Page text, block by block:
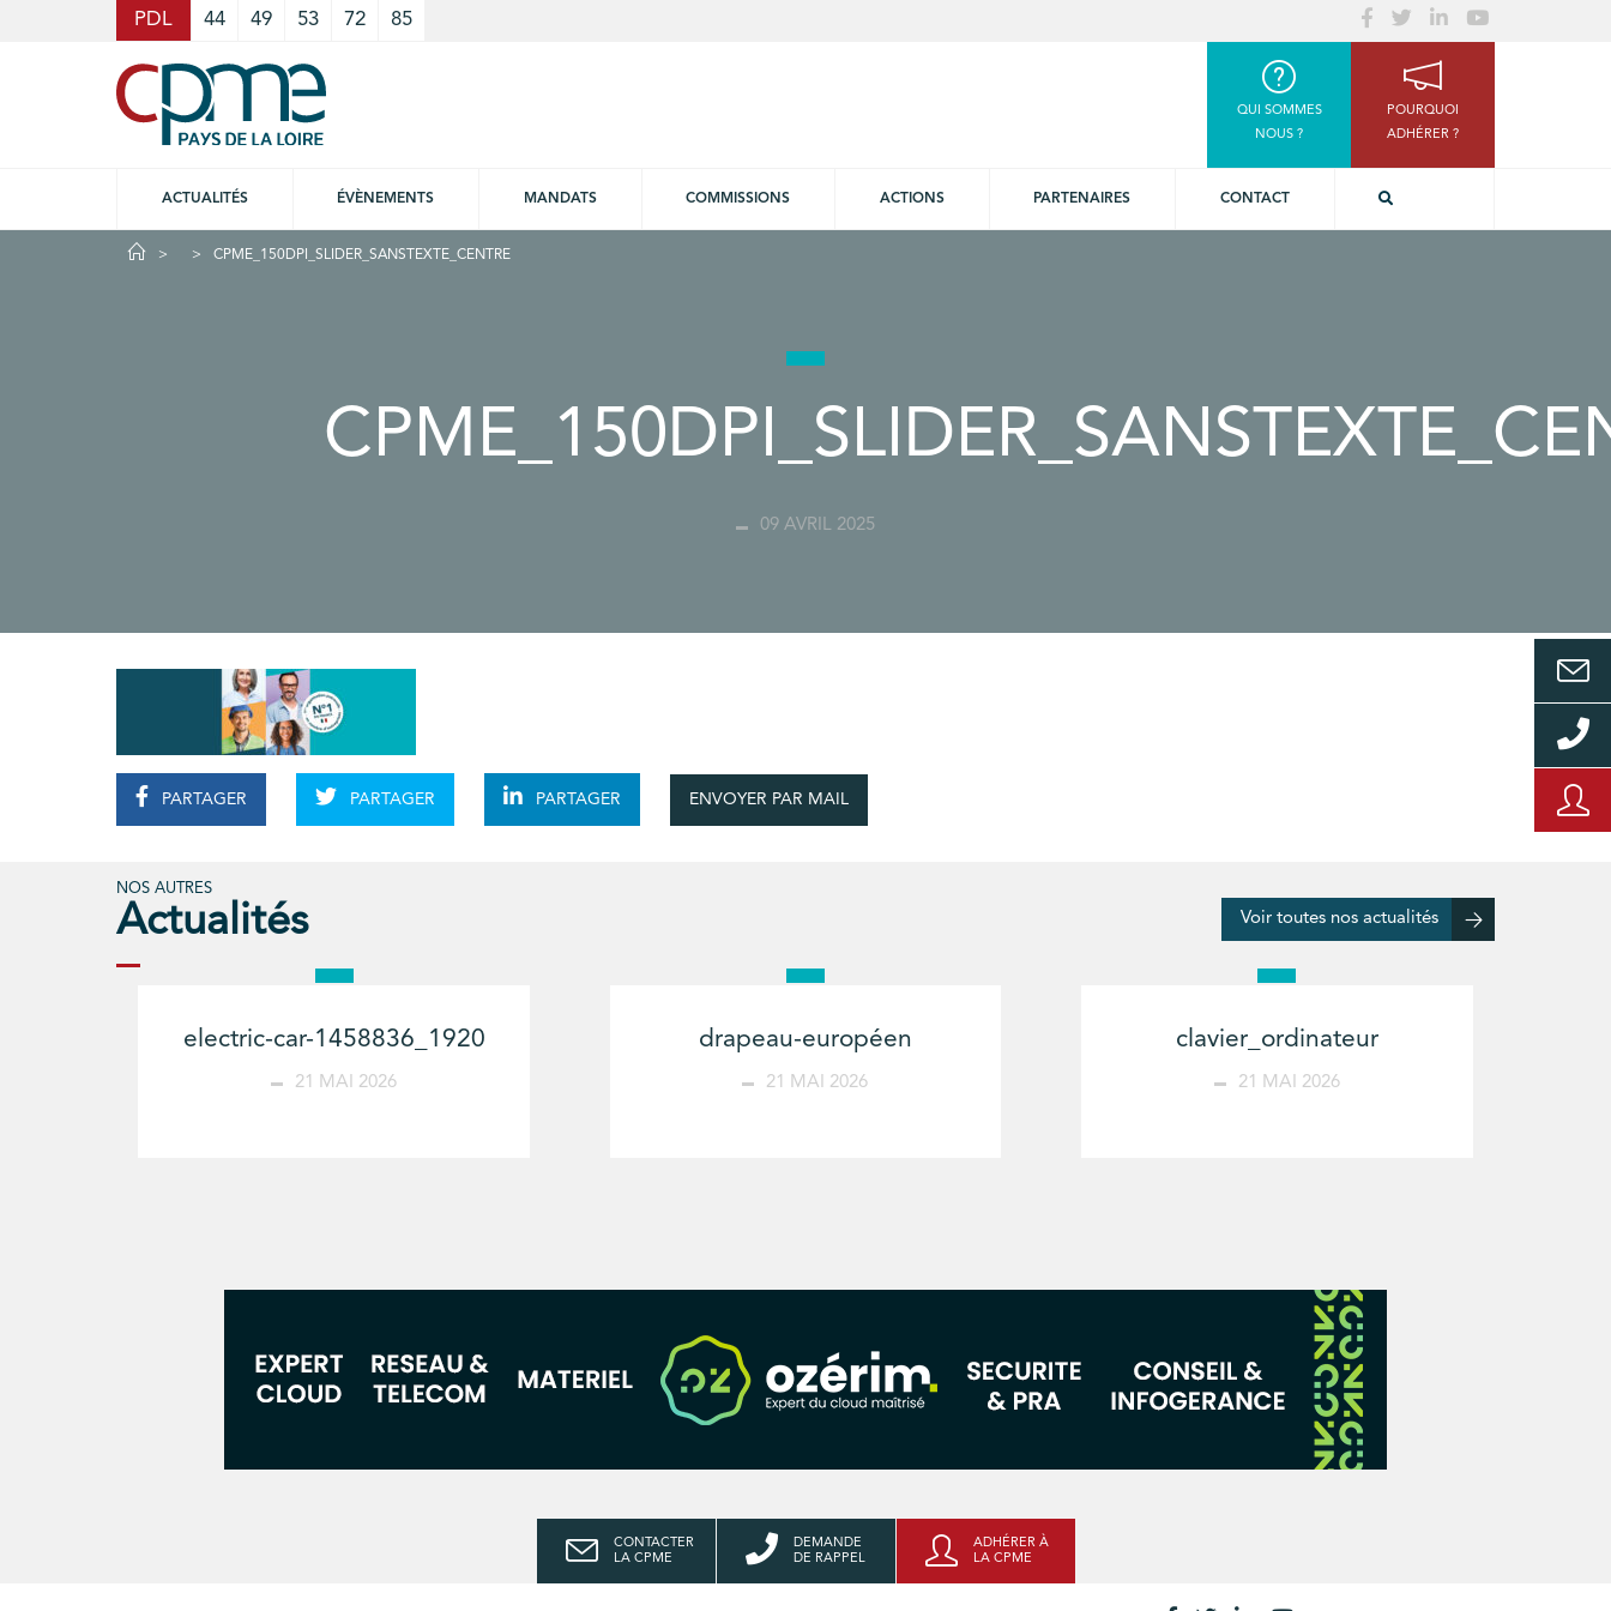
PDL 44 49 53 72 85
QUI SOMMES
NOUS ?
POURQUOI
ADHÉRER ?
ACTUALITÉS ÉVÈNEMENTS MANDATS COMMISSIONS ACTIONS PARTENAIRES CONTACT
CPME_150DPI_SLIDER_SANSTEXTE_CENTRE
09 AVRIL 2025
PARTAGER PARTAGER PARTAGER ENVOYER PAR MAIL
NOS AUTRES
Actualités Voir toutes nos actualités
electric-car-1458836_1920
21 MAI 2026
drapeau-européen
21 MAI 2026
clavier_ordinateur
21 MAI 2026
CONTACTER
LA CPME
DEMANDE
DE RAPPEL
ADHÉRER À
LA CPME
Cookies management panel